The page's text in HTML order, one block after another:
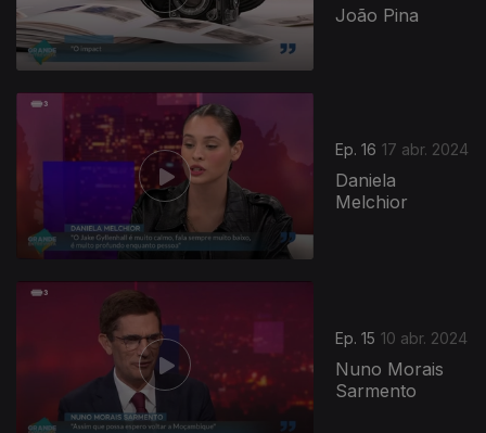
João Pina
Ep. 16 17 abr. 2024
Daniela
Melchior
Ep. 15 10 abr. 2024
Nuno Morais
Sarmento